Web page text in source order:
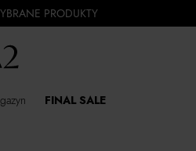
PRODUKTY
FINAL SALE